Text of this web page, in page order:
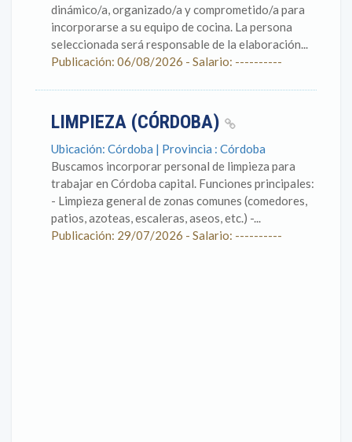
dinámico/a, organizado/a y comprometido/a para
incorporarse a su equipo de cocina. La persona
seleccionada será responsable de la elaboración...
Publicación: 06/08/2026 - Salario: ----------
LIMPIEZA (CÓRDOBA)
Ubicación: Córdoba | Provincia : Córdoba
Buscamos incorporar personal de limpieza para
trabajar en Córdoba capital. Funciones principales:
- Limpieza general de zonas comunes (comedores,
patios, azoteas, escaleras, aseos, etc.) -...
Publicación: 29/07/2026 - Salario: ----------